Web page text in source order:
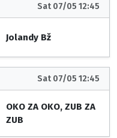
Sat 07/05 12:45
Jolandy Bž
Sat 07/05 12:45
OKO ZA OKO, ZUB ZA
ZUB